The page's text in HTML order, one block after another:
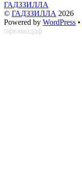
ГАДЗЗИЛЛА
© ГАДЗЗИЛЛА 2026
Powered by WordPress •
пфвяяшддф